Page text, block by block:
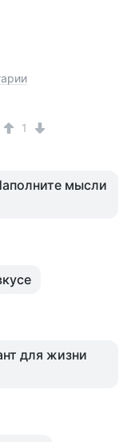
1
мысли
для жизни